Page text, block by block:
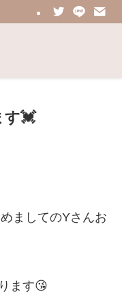
ステ 鼠蹊部・密着・総合技術力
す💓
ましてのYさんお
ます😘